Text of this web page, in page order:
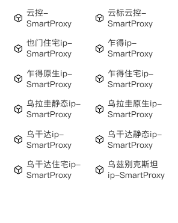
云控-
SmartProxy
云标云控-
SmartProxy
也门住宅ip-
SmartProxy
乍得ip-
SmartProxy
乍得原生ip-
SmartProxy
乍得住宅ip-
SmartProxy
乌拉圭静态ip-
SmartProxy
乌拉圭原生ip-
SmartProxy
乌干达ip-
SmartProxy
乌干达静态ip-
SmartProxy
乌干达住宅ip-
SmartProxy
乌兹别克斯坦
ip-SmartProxy